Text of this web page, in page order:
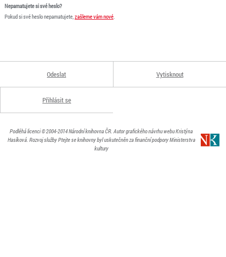
Nepamatujete si své heslo?
Pokud si své heslo nepamatujete,zašleme vám nové.
Odeslat Vytisknout
Přihlásit se
Podléhá licenci© 2004-2014Národní knihovna ČR. Autor grafického návrhu webu Kristýna
Hasíková. Rozvoj služby Ptejte se knihovny byl uskutečněn za finanční podpory Ministerstva
kultury